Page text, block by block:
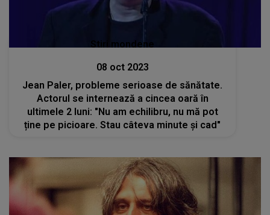
Stiri mondene
08 oct 2023
Jean Paler, probleme serioase de sănătate.
Actorul se internează a cincea oară în
ultimele 2 luni: "Nu am echilibru, nu mă pot
ține pe picioare. Stau câteva minute și cad"